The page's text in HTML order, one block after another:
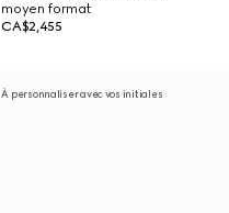
moyen format
CA$2,455
À personnaliser avec vos initiales